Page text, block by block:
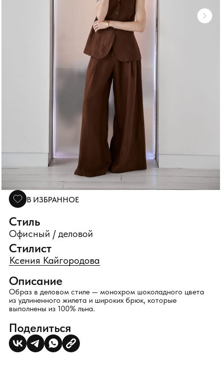
Описание
Образ в деловом стиле — монохром шоколадного цвета
из удлиненного жилета и широких брюк, которые
выполнены из 100% льна.
Стиль
Офисный / деловой
Стилист
Ксения Кайгородова
В ИЗБРАННОЕ
Поделиться